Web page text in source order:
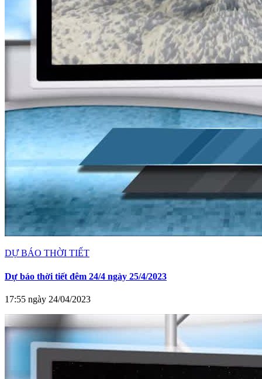
DỰ BÁO THỜI TIẾT
Dự báo thời tiết đêm 24/4 ngày 25/4/2023
17:55 ngày 24/04/2023